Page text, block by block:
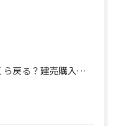
住宅ローンで税金はいくら戻る？建売購入前の盲点